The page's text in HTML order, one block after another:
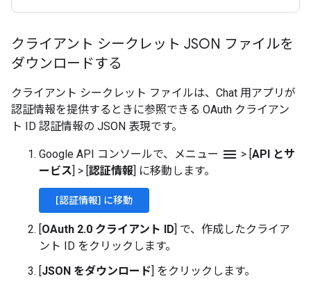
クライアント シークレット JSON ファイルを
ダウンロードする
クライアント シークレット ファイルは、Chat 用アプリが
認証情報を提供するときに参照できる OAuth クライアン
ト ID 認証情報の JSON 表現です。
Google API コンソールで、メニュー menu > [API とサ
ービス] > [認証情報] に移動します。
[認証情報] に移動
[OAuth 2.0 クライアント ID] で、作成したクライア
ント ID をクリックします。
[JSON をダウンロード] をクリックします。